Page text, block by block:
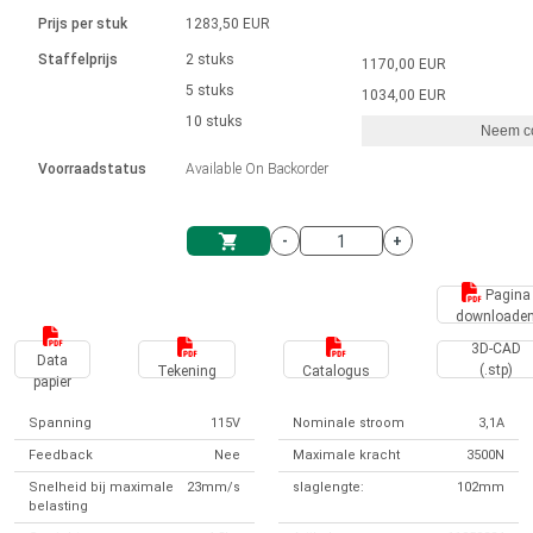
Eenheidssysteem
Solenoïden
driver
Ø 28-42| 1-1400 rpm | <= 290Ncm
Borstelloze DC-motordrivers
Borstel DC-motordrivers DPWM-
Stappenmotor drivers
Synchroon-asynchroon | voor 1-4 aandrijvingen
Besturingskasten
Synchroon-asynchroon | voor 1-4 aandrijvingen
Français (EUR)
Norsk (NOK)
Suomi (EUR)
Svenska (SEK)
Prijs per stuk
Staffelprijs
Voorraadstatus
1283,50 EUR
2 stuks
5 stuks
10 stuks
Available On Backorder
1170,00 EUR
1034,00 EUR
Neem
- +
Pagina
Data
papier
Tekening Catalogus
3D-CAD
(.stp)
Spanning 115V Nominale stroom 3,1A
Feedback Nee Maximale kracht 3500N
Snelheid bij maximale
belasting
23mm/s slaglengte: 102mm